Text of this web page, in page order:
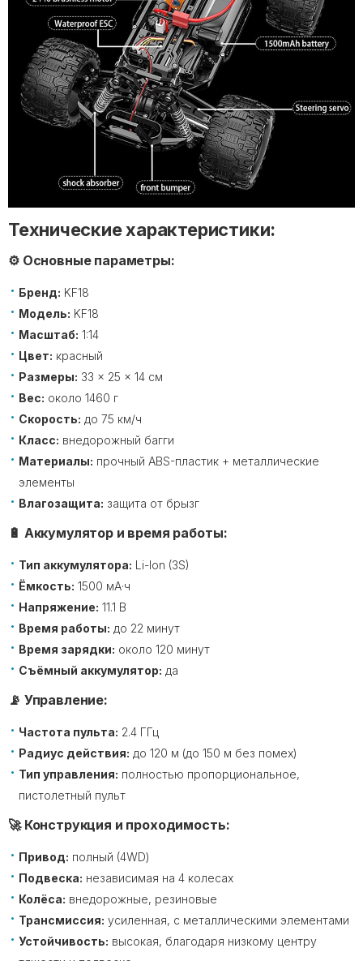
Технические характеристики:
⚙️ Основные параметры:
Бренд: KF18
Модель: KF18
Масштаб: 1:14
Цвет: красный
Размеры: 33 × 25 × 14 см
Вес: около 1460 г
Скорость: до 75 км/ч
Класс: внедорожный багги
Материалы: прочный ABS-пластик + металлические
элементы
Влагозащита: защита от брызг
🔋 Аккумулятор и время работы:
Тип аккумулятора: Li-Ion (3S)
Ёмкость: 1500 мА·ч
Напряжение: 11.1 В
Время работы: до 22 минут
Время зарядки: около 120 минут
Съёмный аккумулятор: да
📡 Управление:
Частота пульта: 2.4 ГГц
Радиус действия: до 120 м (до 150 м без помех)
Тип управления: полностью пропорциональное,
пистолетный пульт
🚀 Конструкция и проходимость:
Привод: полный (4WD)
Подвеска: независимая на 4 колесах
Колёса: внедорожные, резиновые
Трансмиссия: усиленная, с металлическими элементами
Устойчивость: высокая, благодаря низкому центру